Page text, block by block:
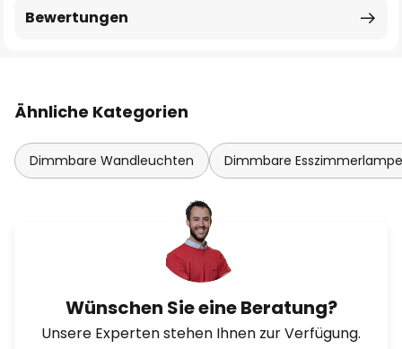
Bewertungen
Ähnliche Kategorien
Dimmbare Wandleuchten Dimmbare
Wünschen Sie eine Beratung?
Unsere Experten stehen Ihnen zur Verfügung.